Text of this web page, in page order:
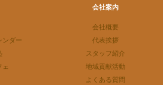
ンダー
ェ
会社案内
会社概要
代表挨拶
スタッフ紹介
地域貢献活動
よくある質問